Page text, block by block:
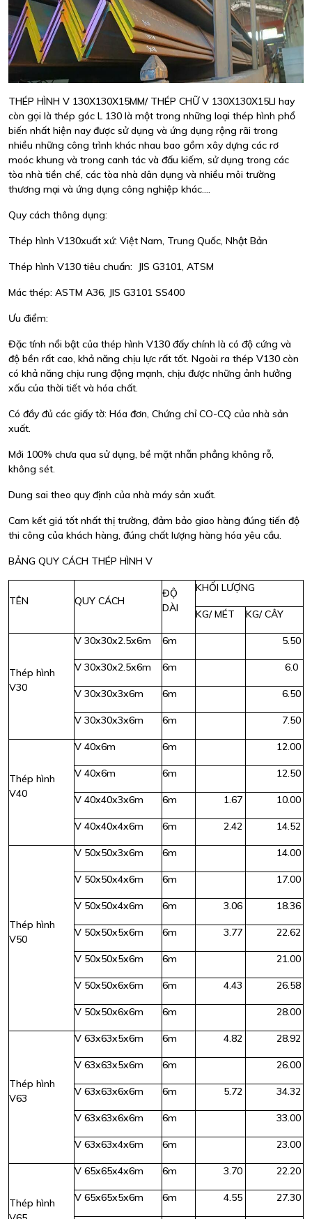
THÉP HÌNH V 130X130X15MM/ THÉP CHỮ V 130X130X15LI hay
còn gọi là thép góc L 130 là một trong những loại thép hình phổ
biến nhất hiện nay được sử dụng và ứng dụng rộng rãi trong
nhiều những công trình khác nhau bao gồm xây dựng các rơ
moóc khung và trong canh tác và đấu kiếm, sử dụng trong các
tòa nhà tiền chế, các tòa nhà dân dụng và nhiều môi trường
thương mại và ứng dụng công nghiệp khác....
Quy cách thông dụng:
Thép hình V130xuất xứ: Việt Nam, Trung Quốc, Nhật Bản
Thép hình V130 tiêu chuẩn: JIS G3101, ATSM
Mác thép: ASTM A36, JIS G3101 SS400
Ưu điểm:
Đặc tính nổi bật của thép hình V130 đấy chính là có độ cứng và
độ bền rất cao, khả năng chịu lực rất tốt. Ngoài ra thép V130 còn
có khả năng chịu rung động mạnh, chịu được những ảnh hưởng
xấu của thời tiết và hóa chất.
Có đầy đủ các giấy tờ: Hóa đơn, Chứng chỉ CO-CQ của nhà sản
xuất.
Mới 100% chưa qua sử dụng, bề mặt nhẵn phẳng không rỗ,
không sét.
Dung sai theo quy định của nhà máy sản xuất.
Cam kết giá tốt nhất thị trường, đảm bảo giao hàng đúng tiến độ
thi công của khách hàng, đúng chất lượng hàng hóa yêu cầu.
BẢNG QUY CÁCH THÉP HÌNH V
TÊN QUY CÁCH
ĐỘ
DÀI
KHỐI LƯỢNG
KG/ MÉT KG/ CÂY
Thép hình
V30
V 30x30x2.5x6m 6m 5.50
V 30x30x2.5x6m 6m 6.0
V 30x30x3x6m 6m 6.50
V 30x30x3x6m 6m 7.50
Thép hình
V40
V 40x6m 6m 12.00
V 40x6m 6m 12.50
V 40x40x3x6m 6m 1.67 10.00
V 40x40x4x6m 6m 2.42 14.52
Thép hình
V50
V 50x50x3x6m 6m 14.00
V 50x50x4x6m 6m 17.00
V 50x50x4x6m 6m 3.06 18.36
V 50x50x5x6m 6m 3.77 22.62
V 50x50x5x6m 6m 21.00
V 50x50x6x6m 6m 4.43 26.58
V 50x50x6x6m 6m 28.00
Thép hình
V63
V 63x63x5x6m 6m 4.82 28.92
V 63x63x5x6m 6m 26.00
V 63x63x6x6m 6m 5.72 34.32
V 63x63x6x6m 6m 33.00
V 63x63x4x6m 6m 23.00
Thép hình
V 65x65x4x6m 6m 3.70 22.20
V 65x65x5x6m 6m 4.55 27.30